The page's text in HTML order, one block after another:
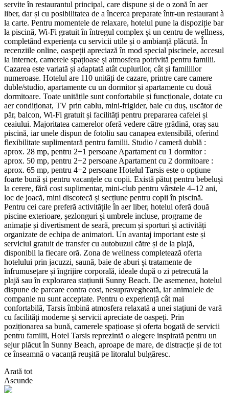
servite în restaurantul principal, care dispune și de o zonă în aer
liber, dar și cu posibilitatea de a încerca preparate într-un restaurant à
la carte. Pentru momentele de relaxare, hotelul pune la dispoziție bar
la piscină, Wi-Fi gratuit în întregul complex și un centru de wellness,
completând experiența cu servicii utile și o ambianță plăcută. În
recenziile online, oaspeții apreciază în mod special piscinele, accesul
la internet, camerele spațioase și atmosfera potrivită pentru familii.
Cazarea este variată și adaptată atât cuplurilor, cât și familiilor
numeroase. Hotelul are 110 unități de cazare, printre care camere
duble/studio, apartamente cu un dormitor și apartamente cu două
dormitoare. Toate unitățile sunt confortabile și funcționale, dotate cu
aer condiționat, TV prin cablu, mini-frigider, baie cu duș, uscător de
păr, balcon, Wi-Fi gratuit și facilități pentru prepararea cafelei și
ceaiului. Majoritatea camerelor oferă vedere către grădină, oraș sau
piscină, iar unele dispun de fotoliu sau canapea extensibilă, oferind
flexibilitate suplimentară pentru familii. Studio / cameră dublă :
aprox. 28 mp, pentru 2+1 persoane Apartament cu 1 dormitor :
aprox. 50 mp, pentru 2+2 persoane Apartament cu 2 dormitoare :
aprox. 65 mp, pentru 4+2 persoane Hotelul Tarsis este o opțiune
foarte bună și pentru vacanțele cu copii. Există pătuț pentru bebeluși
la cerere, fără cost suplimentar, mini-club pentru vârstele 4–12 ani,
loc de joacă, mini discotecă și secțiune pentru copii în piscină.
Pentru cei care preferă activitățile în aer liber, hotelul oferă două
piscine exterioare, șezlonguri și umbrele incluse, programe de
animație și divertisment de seară, precum și sporturi și activități
organizate de echipa de animatori. Un avantaj important este și
serviciul gratuit de transfer cu autobuzul către și de la plajă,
disponibil la fiecare oră. Zona de wellness completează oferta
hotelului prin jacuzzi, saună, baie de aburi și tratamente de
înfrumusețare și îngrijire corporală, ideale după o zi petrecută la
plajă sau în explorarea stațiunii Sunny Beach. De asemenea, hotelul
dispune de parcare contra cost, nesupravegheată, iar animalele de
companie nu sunt acceptate. Pentru o experiență cât mai
confortabilă, Tarsis îmbină atmosfera relaxată a unei stațiuni de vară
cu facilități moderne și servicii apreciate de oaspeți. Prin
poziționarea sa bună, camerele spațioase și oferta bogată de servicii
pentru familii, Hotel Tarsis reprezintă o alegere inspirată pentru un
sejur plăcut în Sunny Beach, aproape de mare, de distracție și de tot
ce înseamnă o vacanță reușită pe litoralul bulgăresc.
Arată tot
Ascunde